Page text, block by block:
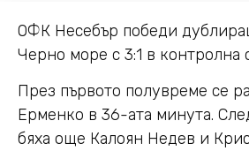
ОФК Несебър победи
Черно море с 3:1 в контролна
През първото полувреме се
Ерменко в 36-ата минута.
бяха още Калоян Недев и